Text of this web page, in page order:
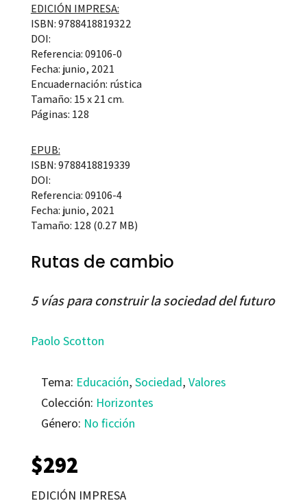
EDICIÓN IMPRESA:
ISBN: 9788418819322
DOI:
Referencia: 09106-0
Fecha: junio, 2021
Encuadernación: rústica
Tamaño: 15 x 21 cm.
Páginas: 128
EPUB:
ISBN: 9788418819339
DOI:
Referencia: 09106-4
Fecha: junio, 2021
Tamaño: 128 (0.27 MB)
Rutas de cambio
5 vías para construir la sociedad del futuro
Paolo Scotton
Tema: Educación, Sociedad, Valores
Colección: Horizontes
Género: No ficción
$292
EDICIÓN IMPRESA